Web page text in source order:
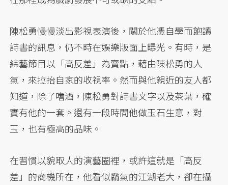
陳松勇慢慢淡出影視表演後，關於他憑自學而飽讀
詩書的訊息，仍不時在娛樂版面上曝光。有時，是
綜藝節目以「高反差」為賣點，藉由陳松勇的人
氣，來拉抬自家的收視率。然而與他親近的友人都
知道，除了嗜酒，陳松勇對詩書文字以及茶葉，確
實有他的一套。還有一段時間他做玉石生意，對
玉，也有極高的品味。
在習慣以貌取人的演藝圈裡，或許這就是「高反
差」的商機所在，他看似霸氣的江湖老大，卻在攝